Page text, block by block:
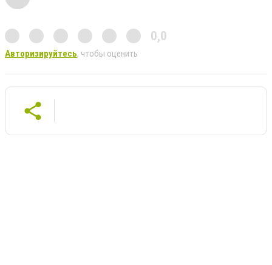
0,0
Авторизируйтесь, чтобы оценить